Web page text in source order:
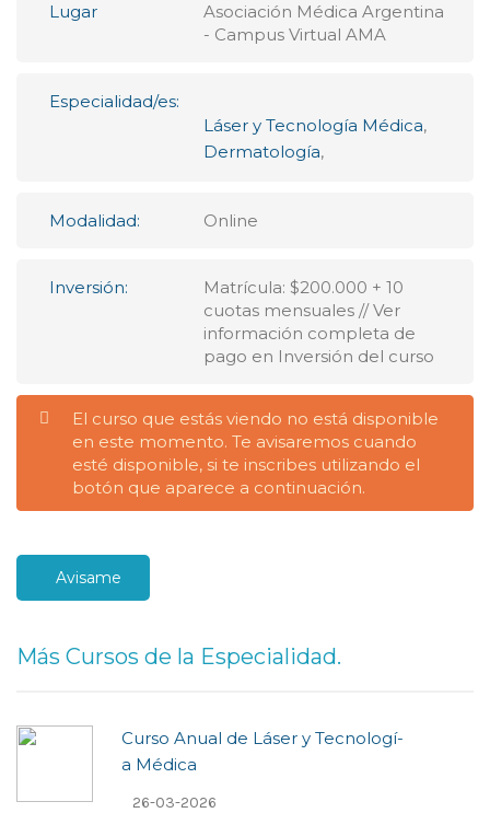
Lugar
Asociación Médica Argentina
- Campus Virtual AMA
Especialidad/es:
Láser y Tecnología Médica,
Dermatología,
Modalidad: Online
Inversión:
Matrícula: $200.000 + 10
cuotas mensuales // Ver
información completa de
pago en Inversión del curso
El curso que estás viendo no está disponible
en este momento. Te avisaremos cuando
esté disponible, si te inscribes utilizando el
botón que aparece a continuación.
Avisame
Más Cursos de la Especialidad.
Curso Anual de Láser y Tecnologí­
a Médica
26-03-2026